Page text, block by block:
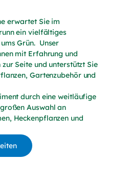
erwartet Sie im
ein vielfältiges
Grün. Unser
mit Erfahrung und
Seite und unterstützt Sie
Gartenzubehör und
durch eine weitläufige
Auswahl an
Heckenpflanzen und